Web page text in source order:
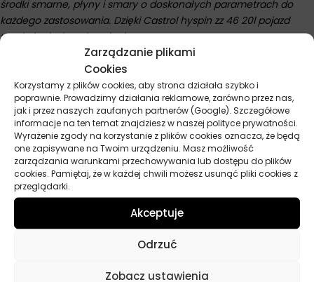
Zarządzanie plikami
Cookies
Korzystamy z plików cookies, aby strona działała szybko i
poprawnie. Prowadzimy działania reklamowe, zarówno przez nas,
jak i przez naszych zaufanych partnerów (Google). Szczegółowe
informacje na ten temat znajdziesz w naszej polityce prywatności.
Wyrażenie zgody na korzystanie z plików cookies oznacza, że będą
one zapisywane na Twoim urządzeniu. Masz możliwość
zarządzania warunkami przechowywania lub dostępu do plików
cookies. Pamiętaj, że w każdej chwili możesz usunąć pliki cookies z
przeglądarki.
Akceptuje
Odrzuć
Zobacz ustawienia
środki smarne, płyny i smary o doskonałych parametrach do
każdego zastosowania. Dzięki Castrol hyspin zz 46 20l pojazd
uzyskuje doskonałe osiągi.
Parametry techniczne
Producent Castrol
Pojemność 20 l
Norma
68, Cincinnati Milacron P-69, Cincinnati
Milacron P-70, Denison HF-0, Denison
HF-1, Denison HF-2, DIN 51502 HLP, DIN
51524 2 HLP, Eaton E-FDGN-TB002-E, GB
HM, U.S. Steel 126